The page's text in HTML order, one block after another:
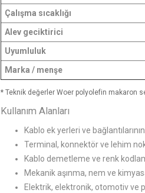
Çalışma sıcaklığı
Alev geciktirici
Uyumluluk
Marka / menşe
* Teknik değerler Woer polyolefin makaron
Kullanım Alanları
Kablo ek yerleri ve
Terminal, konnektör ve lehim
Kablo demetleme ve renk
Mekanik aşınma, nem ve
Elektrik, elektronik, otomotiv ve